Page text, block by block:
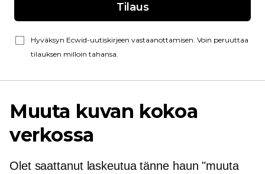
Tilaus
Hyväksyn Ecwid-uutiskirjeen vastaanottamisen. Voin peruuttaa
tilauksen milloin tahansa.
Muuta kuvan kokoa
verkossa
Olet saattanut laskeutua tänne haun "muuta